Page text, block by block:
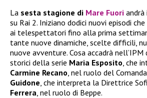
La sesta stagione di Mare Fuori andrà
su Rai 2. Iniziano dodici nuovi episodi
ai telespettatori fino alla prima
tante nuove dinamiche, scelte difficili,
nuove avventure. Cosa accadrà
storici della serie Maria Esposito , che
Carmine Recano , nel ruolo del
Guidone , che interpreta la Direttrice
Ferrera , nel ruolo di Beppe.